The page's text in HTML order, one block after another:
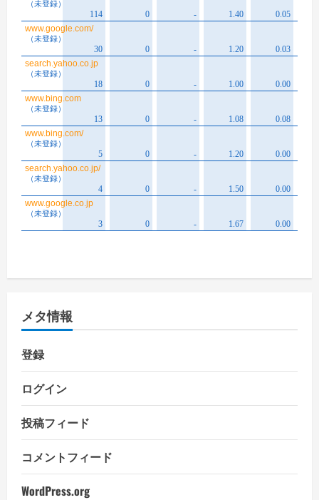
メタ情報
登録
ログイン
投稿フィード
コメントフィード
WordPress.org